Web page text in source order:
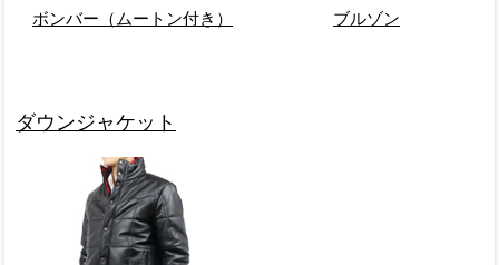
ボンバー（ムートン付き） ブルゾン
ダウンジャケット